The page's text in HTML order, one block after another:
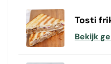
Tosti
Bekijk